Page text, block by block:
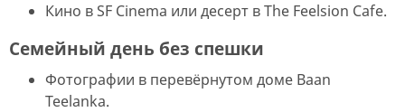
Кино в SF Cinema или десерт в The Feelsion Cafe.
Семейный день без спешки
Фотографии в перевёрнутом доме Baan
Teelanka.